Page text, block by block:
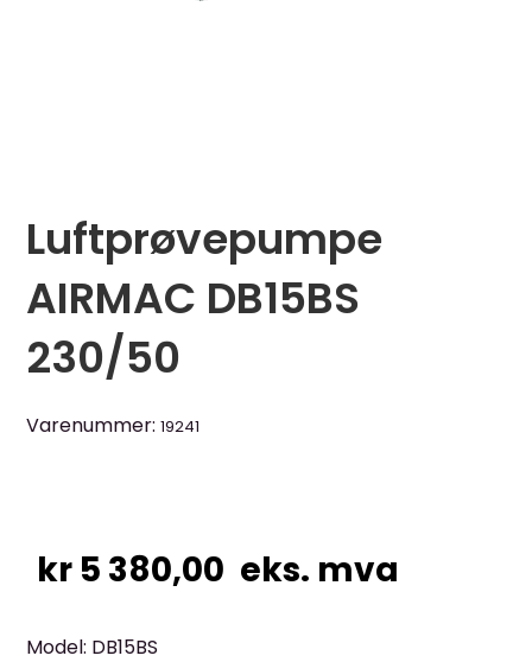
Luftprøvepumpe
AIRMAC DB15BS
230/50
Varenummer: 19241
kr 5 380,00 eks. mva
Model: DB15BS